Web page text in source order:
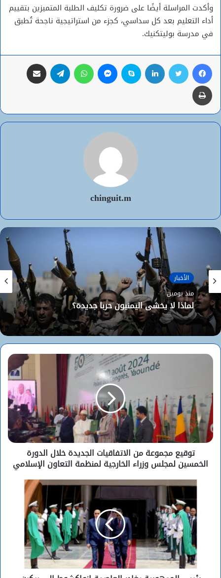
وأكدت المراسلة أيضًا على ضرورة تكليف الطلبة المتميزين بتقييم
أداء التعليم بعد كل سداسي، كجزء من استراتيجية ناجحة تُطبق
في مدرسة بوليتكنيك.
فيسبوك تويتر لينكدإن سكايب ماسنجر واتساب تيلقرام
طباعة
chinguit.m
الأخبار
منذ يومين
لماذا لا يخشى اليمنيون حربا جديدة؟
توقيع مجموعة من الاتفاقيات الجديدة خلال الدورة
الخمسين لمجلس وزراء الخارجية لمنظمة التعاون الإسلامي